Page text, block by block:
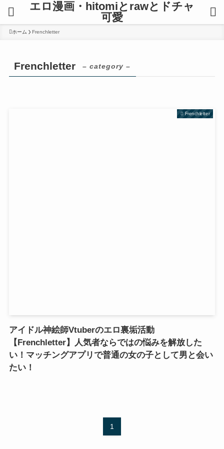
エロ漫画・hitomiとrawとドチャ
可愛
ホーム Frenchletter
Frenchletter – category –
Frenchletter
アイドル神絵師Vtuberのエロ裏垢活動
【Frenchletter】人気者ならではの悩みを解放した
い！マッチングアプリで普通の女の子として男と会い
たい！
1